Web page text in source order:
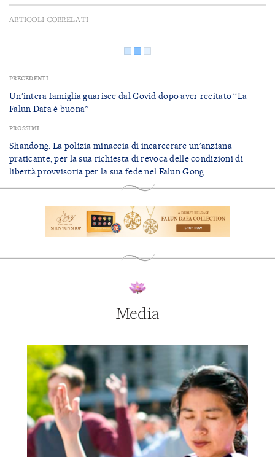
ARTICOLI CORRELATI
PRECEDENTI
Un'intera famiglia guarisce dal Covid dopo aver recitato “La
Falun Dafa è buona”
PROSSIMI
Shandong: La polizia minaccia di incarcerare un'anziana
praticante, per la sua richiesta di revoca delle condizioni di
libertà provvisoria per la sua fede nel Falun Gong
Media